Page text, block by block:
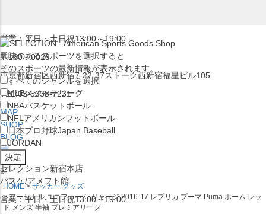
営業：平日・土日祝13:00～19:00
〒160－0023
東京都新宿区西新宿7-22-37ストーク西新宿福星ビル105
TEL:03-5338-7231
MAP
SHOP
BLOG
セレクション新宿本店
バスケ/アメフト館
営業：平日・土日祝13:00～19:00
興味のあるスポーツを選択すると
そのスポーツの最新情報が表示されます。
すべてのジャンルを選択
MLBメジャーリーグ
NBAバスケットボール
NFL アメリカンフットボール
日本プロ野球Japan Baseball
JORDAN
x
HOME
サッカー グッズ
アーセナル ユニフォーム ジャージ 2016-17 レプリカ プーマ Puma ホーム レッ
ド メンズ 半袖 プレミアリーグ